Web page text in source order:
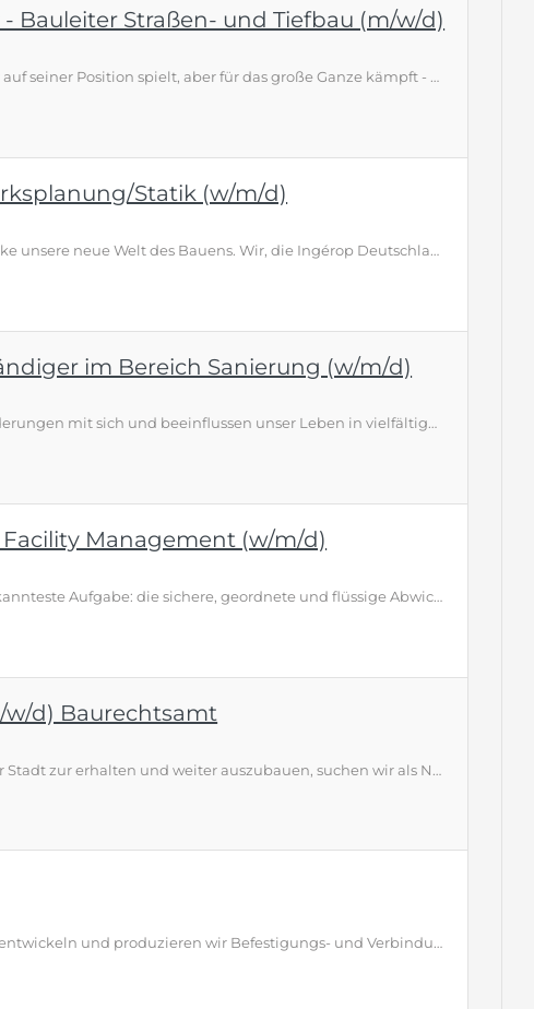
Bauleiter Straßen- und Tiefbau (m/w/d)
Sie werden Teil eines Teams, bei dem jeder auf seiner Position spielt, aber für das große Ganze kämpft - als Spieler in der großen Brodbeck-Mannschaft wie auch in den vielen kleinen Teams im Büro oder auf unseren Baustellen. Sie bringen den Teamgeist und die Leistungsbereitschaft mit, es passt fachlich und dazu sitzt das Herz am richtigen Fleck. Dann nehmen wir Sie gern in unser Team auf, entwickeln Sie weiter und bleiben Ihnen durch dick und dünn treu. Das nennen wir den Brodbeck- Spirit. Vers…
Statik (w/m/d)
Gestalte deine Zukunft bei Ingérop Entdecke unsere neue Welt des Bauens. Wir, die Ingérop Deutschland GmbH und Tochtergesellschaften IBF Ingenieurgesellschaft mbH, Hyna Weiß Bauingenieure GmbH und Bollinger Fehlig Architekten BDA sind mit über 400 Mitarbeitenden an 13 Standorten in allen Bausektoren aktiv - im Städtebau, Mobilität und Transport, Wasser und Umwelt, Hochbau, Energie und Industrie. Ob groß oder klein, vor Ort oder international: In jedem Projekt können wir gemeinsam etwas bewirk…
im Bereich Sanierung (w/m/d)
Innovationen bringen tiefgreifende Veränderungen mit sich und beeinflussen unser Leben in vielfältiger Weise. Bei TÜV SÜD sind wir in hohem Maße bestrebt, ein wichtiger Teil dieser Entwicklung und des Fortschritts zu sein. Wir sind von Anfang an dabei und begleiten diesen Prozess. Wir sorgen für eine sichere und nachhaltige Zukunft und schaffen Vertrauen in neue Technologien. Wir beraten, wir prüfen, wir zertifizieren. Für die Sicherheit von Menschen und der Gesellschaft fordern wir uns jeden T…
Management (w/m/d)
Safety first - und sehr viel mehr. Unsere bekannteste Aufgabe: die sichere, geordnete und flüssige Abwicklung des Flugverkehrs in Deutschland - durch exzellent ausgebildete Fluglotsinnen und -lotsen. Als Arbeitgeber mit über 5.600 Mitarbeitenden sind wir aber breiter aufgestellt: In unserer Zentrale, den Niederlassungen und an den Tower-Standorten bieten wir in vielen Bereichen attraktive Berufsperspektiven. Mit Menschen, die ihren Job lieben, und in einem Umfeld, das gefühlt familiären Charakt…
d) Baurechtsamt
Um auch weiterhin die Attraktivität unserer Stadt zur erhalten und weiter auszubauen, suchen wir als Nachfolge für unser Baurechtsamt einen Stadtbaumeister (m/w/d) als Bauingenieur/Architekt (m/w/d) Baurechtsamt Ihre Aufgaben: Sie sind für die bautechnische Bearbeitung und Prüfung von Baugesuchen zuständig. Sie führen erforderliche Bauüberwachungen und Bauabnahmen durch. Sie sind enger Partner für Bauwillige und Architekten in baurechtlichen Fragen und beraten diese auf Augenhöhe. Sie arbeiten …
Bauingenieur (m/w/d) Seit über 50 Jahren entwickeln und produzieren wir Befestigungs- und Verbindungslösungen aus Kunststoff, Stahl und Beton für die Bauindustrie. Unsere Produkte kommen in anspruchsvollen Bauprojekten im In- und Ausland zum Einsatz. Als familiengeführtes Unternehmen setzen wir auf direkte Kommunikation, kurze Entscheidungswege und eine Zusammenarbeit auf Augenhöhe. Gute Ideen finden bei uns schnell Gehör und können ohne lange Abstimmungswege umgesetzt werden. Bauingenieur – An…